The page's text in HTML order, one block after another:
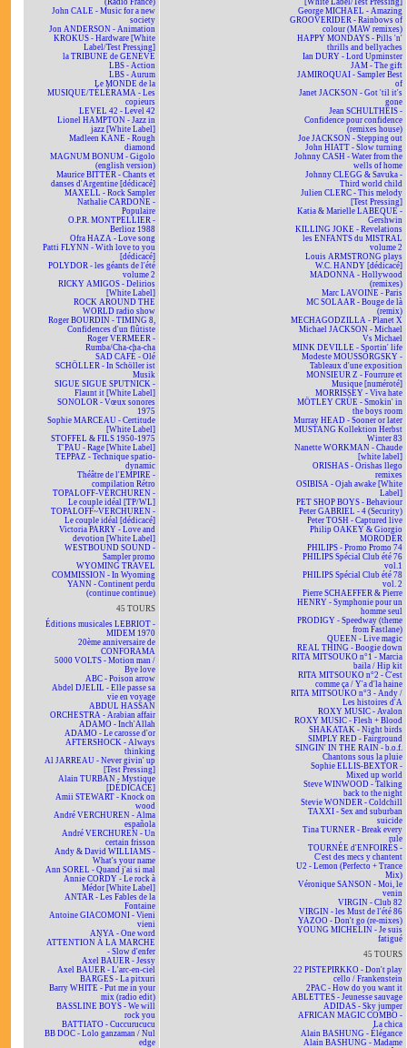
(Radio France)
John CALE - Music for a new
society
Jon ANDERSON - Animation
KROKUS - Hardware [White
Label/Test Pressing]
la TRIBUNE de GENÈVE
LBS - Action
LBS - Aurum
Le MONDE de la
MUSIQUE/TÉLÉRAMA - Les
copieurs
LEVEL 42 - Level 42
Lionel HAMPTON - Jazz in
jazz [White Label]
Madleen KANE - Rough
diamond
MAGNUM BONUM - Gigolo
(english version)
Maurice BITTER - Chants et
danses d'Argentine [dédicacé]
MAXELL - Rock Sampler
Nathalie CARDONE -
Populaire
O.P.R. MONTPELLIER -
Berlioz 1988
Ofra HAZA - Love song
Patti FLYNN - With love to you
[dédicacé]
POLYDOR - les géants de l'été
volume 2
RICKY AMIGOS - Delirios
[White Label]
ROCK AROUND THE
WORLD radio show
Roger BOURDIN - TIMING 8,
Confidences d'un flûtiste
Roger VERMEER -
Rumba/Cha-cha-cha
SAD CAFÉ - Olé
SCHÖLLER - In Schöller ist
Musik
SIGUE SIGUE SPUTNICK -
Flaunt it [White Label]
SONOLOR - Vœux sonores
1975
Sophie MARCEAU - Certitude
[White Label]
STOFFEL & FILS 1950-1975
T'PAU - Rage [White Label]
TEPPAZ - Technique spatio-
dynamic
Théâtre de l'EMPIRE -
compilation Rétro
TOPALOFF-VERCHUREN -
Le couple idéal [TP/WL]
TOPALOFF~VERCHUREN -
Le couple idéal [dédicacé]
Victoria PARRY - Love and
devotion [White Label]
WESTBOUND SOUND -
Sampler promo
WYOMING TRAVEL
COMMISSION - In Wyoming
YANN - Continent perdu
(continue continue)
45 TOURS
Éditions musicales LEBRIOT -
MIDEM 1970
20ème anniversaire de
CONFORAMA
5000 VOLTS - Motion man /
Bye love
ABC - Poison arrow
Abdel DJELIL - Elle passe sa
vie en voyage
ABDUL HASSAN
ORCHESTRA - Arabian affair
ADAMO - Inch'Allah
ADAMO - Le carosse d'or
AFTERSHOCK - Always
thinking
Al JARREAU - Never givin' up
[Test Pressing]
Alain TURBAN - Mystique
[DÉDICACÉ]
Amii STEWART - Knock on
wood
André VERCHUREN - Alma
española
André VERCHUREN - Un
certain frisson
Andy & David WILLIAMS -
What's your name
Ann SOREL - Quand j'ai si mal
Annie CORDY - Le rock à
Médor [White Label]
ANTAR - Les Fables de la
Fontaine
Antoine GIACOMONI - Vieni
vieni
ANYA - One word
ATTENTION À LA MARCHE
- Slow d'enfer
Axel BAUER - Jessy
Axel BAUER - L'arc-en-ciel
BARGES - La pitxuri
Barry WHITE - Put me in your
mix (radio edit)
BASSLINE BOYS - We will
rock you
BATTIATO - Cuccurucucu
BB DOC - Lolo ganzaman / Nul
edge
[White Label/Test Pressing]
George MICHAEL - Amazing
GROOVERIDER - Rainbows of
colour (MAW remixes)
HAPPY MONDAYS - Pills 'n'
thrills and bellyaches
Ian DURY - Lord Upminster
JAM - The gift
JAMIROQUAI - Sampler Best
of
Janet JACKSON - Got 'til it's
gone
Jean SCHULTHEIS -
Confidence pour confidence
(remixes house)
Joe JACKSON - Stepping out
John HIATT - Slow turning
Johnny CASH - Water from the
wells of home
Johnny CLEGG & Savuka -
Third world child
Julien CLERC - This melody
[Test Pressing]
Katia & Marielle LABEQUE -
Gershwin
KILLING JOKE - Revelations
les ENFANTS du MISTRAL
volume 2
Louis ARMSTRONG plays
W.C. HANDY [dédicacé]
MADONNA - Hollywood
(remixes)
Marc LAVOINE - Paris
MC SOLAAR - Bouge de là
(remix)
MECHAGODZILLA - Planet X
Michael JACKSON - Michael
Vs Michael
MINK DEVILLE - Sportin' life
Modeste MOUSSORGSKY -
Tableaux d'une exposition
MONSIEUR Z - Fourrure et
Musique [numéroté]
MORRISSEY - Viva hate
MÖTLEY CRÜE - Smokin' in
the boys room
Murray HEAD - Sooner or later
MUSTANG Kollektion Herbst
Winter 83
Nanette WORKMAN - Chaude
[white label]
ORISHAS - Orishas llego
remixes
OSIBISA - Ojah awake [White
Label]
PET SHOP BOYS - Behaviour
Peter GABRIEL - 4 (Security)
Peter TOSH - Captured live
Philip OAKEY & Giorgio
MORODER
PHILIPS - Promo Promo 74
PHILIPS Spécial Club été 76
vol.1
PHILIPS Spécial Club été 78
vol. 2
Pierre SCHAEFFER & Pierre
HENRY - Symphonie pour un
homme seul
PRODIGY - Speedway (theme
from Fastlane)
QUEEN - Live magic
REAL THING - Boogie down
RITA MITSOUKO n°1 - Marcia
baila / Hip kit
RITA MITSOUKO n°2 - C'est
comme ça / Y'a d'la haine
RITA MITSOUKO n°3 - Andy /
Les histoires d'A
ROXY MUSIC - Avalon
ROXY MUSIC - Flesh + Blood
SHAKATAK - Night birds
SIMPLY RED - Fairground
SINGIN' IN THE RAIN - b.o.f.
Chantons sous la pluie
Sophie ELLIS-BEXTOR -
Mixed up world
Steve WINWOOD - Talking
back to the night
Stevie WONDER - Coldchill
TAXXI - Sex and suburban
suicide
Tina TURNER - Break every
rule
TOURNÉE d'ENFOIRÉS -
C'est des mecs y chantent
U2 - Lemon (Perfecto + Trance
Mix)
Véronique SANSON - Moi, le
venin
VIRGIN - Club 82
VIRGIN - les Must de l'été 86
YAZOO - Don't go (re-mixes)
YOUNG MICHELIN - Je suis
fatigué
45 TOURS
22 PISTEPIRKKO - Don't play
cello / Frankenstein
2PAC - How do you want it
ABLETTES - Jeunesse sauvage
ADIDAS - Sky jumper
AFRICAN MAGIC COMBO -
La chica
Alain BASHUNG - Élégance
Alain BASHUNG - Madame